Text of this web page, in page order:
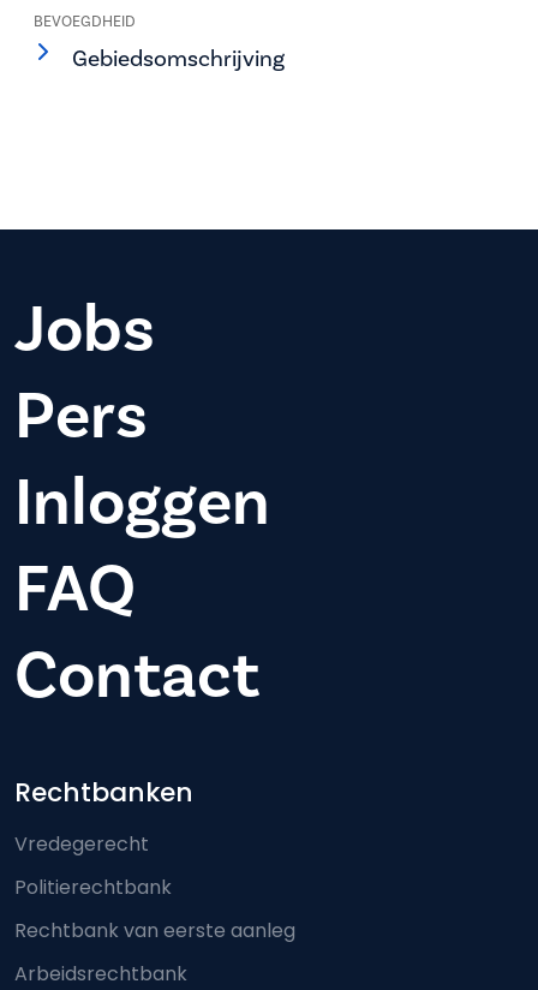
BEVOEGDHEID
Gebiedsomschrijving
Jobs
Pers
Inloggen
FAQ
Contact
Footer-menu
Rechtbanken
Vredegerecht
Politierechtbank
Rechtbank van eerste aanleg
Arbeidsrechtbank